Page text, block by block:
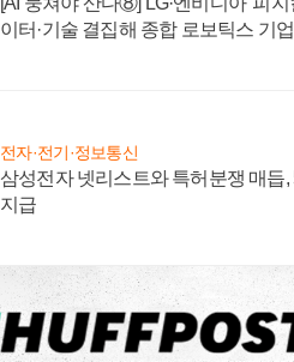
이터·기술 결집해 종합 로보틱스 기
전자·전기·정보통신
삼성전자 넷리스트와 특허분쟁 매듭,
지급